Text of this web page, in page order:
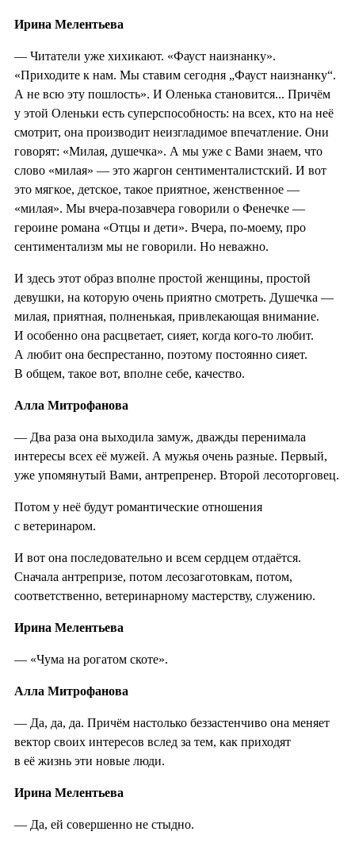
Ирина Мелентьева
— Читатели уже хихикают. «Фауст наизнанку».
«Приходите к нам. Мы ставим сегодня „Фауст наизнанку“.
А не всю эту пошлость». И Оленька становится... Причём
у этой Оленьки есть суперспособность: на всех, кто на неё
смотрит, она производит неизгладимое впечатление. Они
говорят: «Милая, душечка». А мы уже с Вами знаем, что
слово «милая» — это жаргон сентименталистский. И вот
это мягкое, детское, такое приятное, женственное —
«милая». Мы вчера-позавчера говорили о Фенечке —
героине романа «Отцы и дети». Вчера, по-моему, про
сентиментализм мы не говорили. Но неважно.
И здесь этот образ вполне простой женщины, простой
девушки, на которую очень приятно смотреть. Душечка —
милая, приятная, полненькая, привлекающая внимание.
И особенно она расцветает, сияет, когда кого-то любит.
А любит она беспрестанно, поэтому постоянно сияет.
В общем, такое вот, вполне себе, качество.
Алла Митрофанова
— Два раза она выходила замуж, дважды перенимала
интересы всех её мужей. А мужья очень разные. Первый,
уже упомянутый Вами, антрепренер. Второй лесоторговец.
Потом у неё будут романтические отношения
с ветеринаром.
И вот она последовательно и всем сердцем отдаётся.
Сначала антрепризе, потом лесозаготовкам, потом,
соответственно, ветеринарному мастерству, служению.
Ирина Мелентьева
— «Чума на рогатом скоте».
Алла Митрофанова
— Да, да, да. Причём настолько беззастенчиво она меняет
вектор своих интересов вслед за тем, как приходят
в её жизнь эти новые люди.
Ирина Мелентьева
— Да, ей совершенно не стыдно.